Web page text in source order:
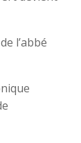
l’abbé